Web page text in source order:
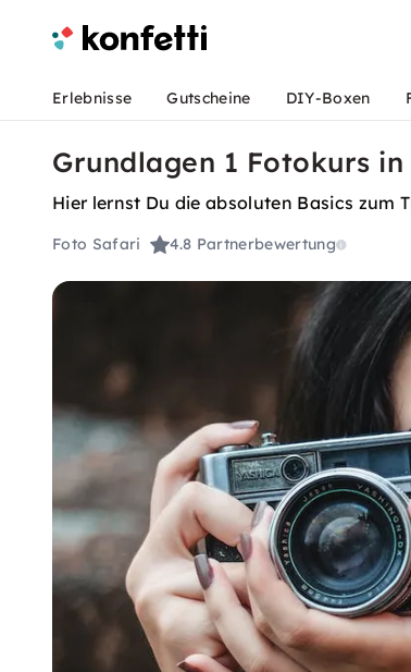
Erlebnisse Gutscheine DIY-Boxen
Grundlagen 1 Fotokurs
Hier lernst Du die absoluten Basics zum
Foto Safari 4.8 Partnerbewertung